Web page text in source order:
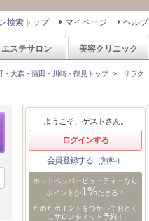
ヘルプ
マイページ
検索トップ
エステサロン 美容クリニック
・大森・蒲田・川崎・鶴見トップ>
リラク
ようこそ、ゲストさん。
ログインする
会員登録する（無料）
ホットペッパービューティーなら
ポイントが1%たまる！
ためたポイントをつかっておとく
にサロンをネット予約！